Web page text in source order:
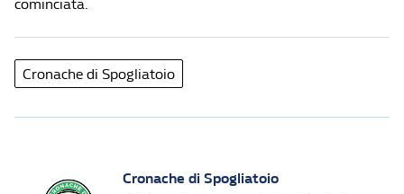
cominciata.
Cronache di Spogliatoio
Cronache di Spogliatoio